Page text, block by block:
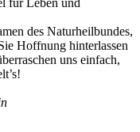
des Naturheilbundes,
Hoffnung hinterlassen
uns einfach,